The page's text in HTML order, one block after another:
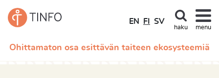
Ohittamaton osa esittävän taiteen ekosysteemiä
EN FI SV
haku menu